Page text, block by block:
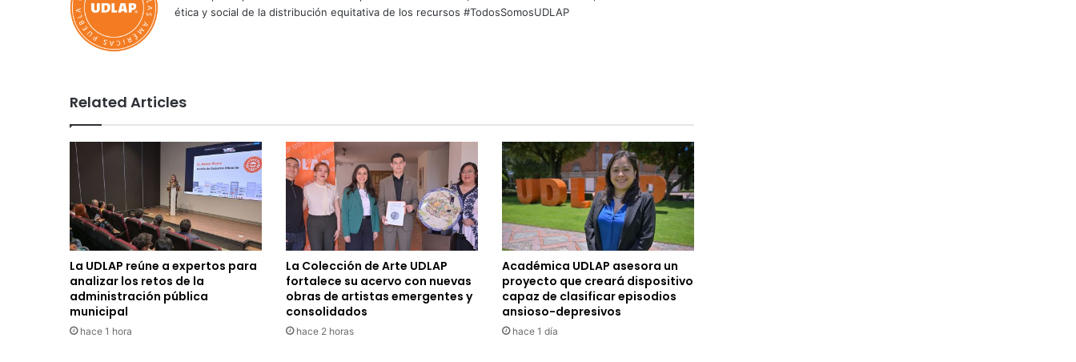
ética y social de la distribución equitativa de los recursos #TodosSomosUDLAP
Related Articles
La UDLAP reúne a expertos para
analizar los retos de la
administración pública
municipal
hace 1 hora
La Colección de Arte UDLAP
fortalece su acervo con nuevas
obras de artistas emergentes y
consolidados
hace 2 horas
Académica UDLAP asesora un
proyecto que creará dispositivo
capaz de clasificar episodios
ansioso-depresivos
hace 1 día